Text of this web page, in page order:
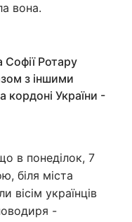
вона.
Софії Ротару
з іншими
кордоні України -
в понеділок, 7
біля міста
вісім українців
-